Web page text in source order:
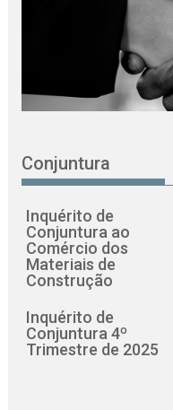
Conjuntura
Inquérito de
Conjuntura ao
Comércio dos
Materiais de
Construção
Inquérito de
Conjuntura 4º
Trimestre de 2025